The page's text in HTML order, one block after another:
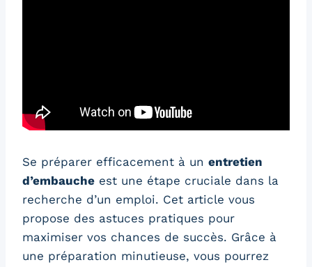
Se préparer efficacement à un entretien
d’embauche est une étape cruciale dans la
recherche d’un emploi. Cet article vous
propose des astuces pratiques pour
maximiser vos chances de succès. Grâce à
une préparation minutieuse, vous pourrez